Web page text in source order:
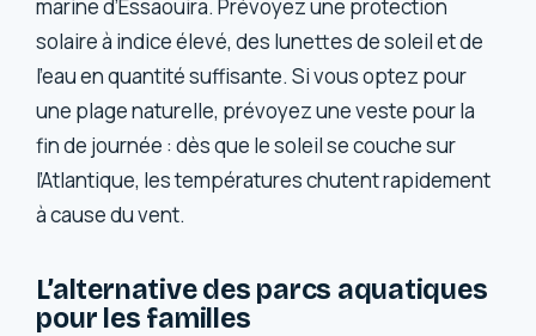
marine d’Essaouira. Prévoyez une protection
solaire à indice élevé, des lunettes de soleil et de
l’eau en quantité suffisante. Si vous optez pour
une plage naturelle, prévoyez une veste pour la
fin de journée : dès que le soleil se couche sur
l’Atlantique, les températures chutent rapidement
à cause du vent.
L’alternative des parcs aquatiques
pour les familles